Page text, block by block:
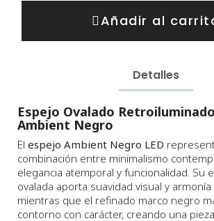
Añadir al
Detalles
Espejo Ovalado
Ambient Negro
El espejo Ambient Negro LED
combinación entre minimalismo
elegancia atemporal y funcionalidad. Su
ovalada aporta suavidad visual y armonía
mientras que el refinado marco negro
contorno con carácter, creando una